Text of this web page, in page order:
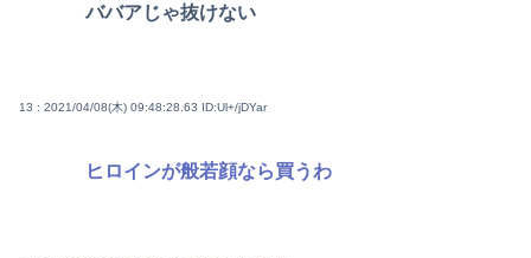
ババアじゃ抜けない
13 : 2021/04/08(木) 09:48:28.63 ID:Ul+/jDYar
ヒロインが般若顔なら買うわ